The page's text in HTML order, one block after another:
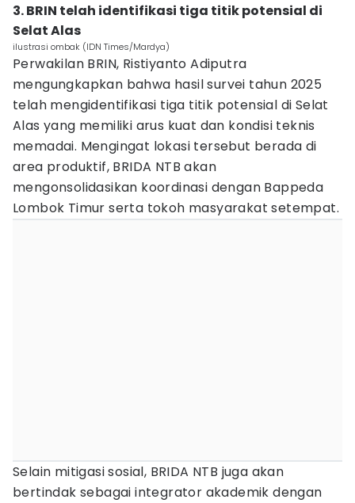
3. BRIN telah identifikasi tiga titik potensial di
Selat Alas
ilustrasi ombak (IDN Times/Mardya)
Perwakilan BRIN, Ristiyanto Adiputra
mengungkapkan bahwa hasil survei tahun 2025
telah mengidentifikasi tiga titik potensial di Selat
Alas yang memiliki arus kuat dan kondisi teknis
memadai. Mengingat lokasi tersebut berada di
area produktif, BRIDA NTB akan
mengonsolidasikan koordinasi dengan Bappeda
Lombok Timur serta tokoh masyarakat setempat.
Selain mitigasi sosial, BRIDA NTB juga akan
bertindak sebagai integrator akademik dengan